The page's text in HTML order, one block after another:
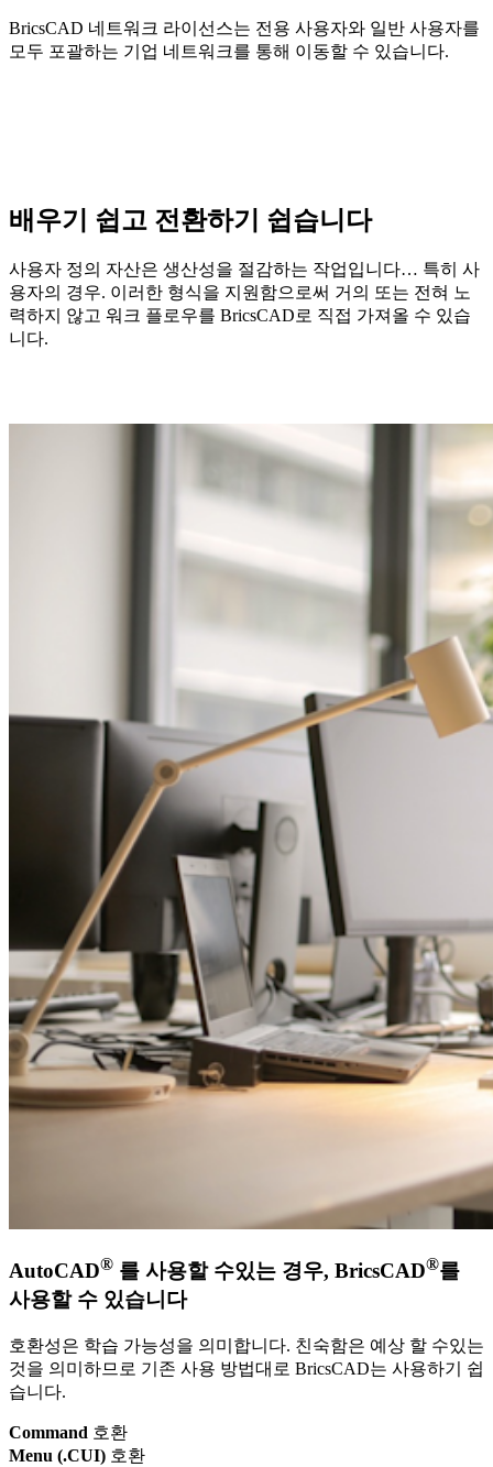
BricsCAD 네트워크 라이선스는 전용 사용자와 일반 사용자를
모두 포괄하는 기업 네트워크를 통해 이동할 수 있습니다.
배우기 쉽고 전환하기 쉽습니다
사용자 정의 자산은 생산성을 절감하는 작업입니다… 특히 사
용자의 경우. 이러한 형식을 지원함으로써 거의 또는 전혀 노
력하지 않고 워크 플로우를 BricsCAD로 직접 가져올 수 있습
니다.
AutoCAD® 를 사용할 수있는 경우, BricsCAD®를
사용할 수 있습니다
호환성은 학습 가능성을 의미합니다. 친숙함은 예상 할 수있는
것을 의미하므로 기존 사용 방법대로 BricsCAD는 사용하기 쉽
습니다.
Command 호환
Menu (.CUI) 호환